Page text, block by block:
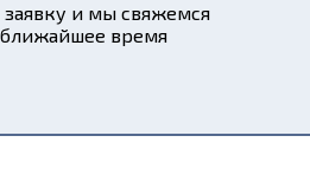
заявку и мы свяжемся
время